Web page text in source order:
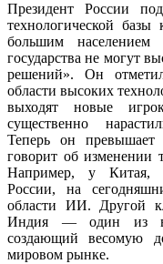
Президент России
технологической
большим населением
государства не могут
решений». Он
области высоких
выходят новые
существенно
Теперь он превышает
говорит об изменении
Например, у Китая,
России, на
области ИИ. Другой
Индия — один из
создающий весомую
мировом рынке.